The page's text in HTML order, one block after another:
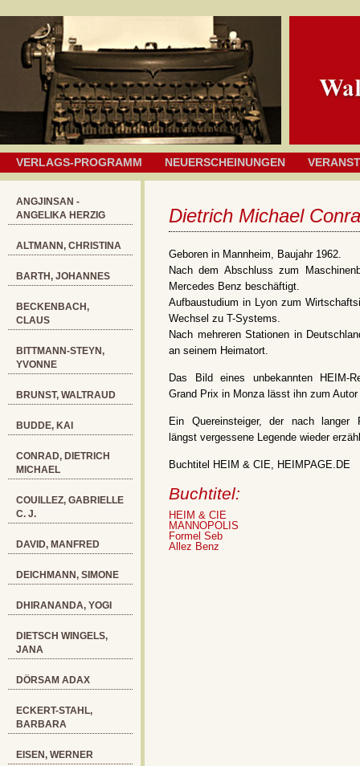
VERLAGS-PROGRAMM NEUERSCHEINUNGEN
ANGJINSAN -
ANGELIKA HERZIG
ALTMANN, CHRISTINA
BARTH, JOHANNES
BECKENBACH,
CLAUS
BITTMANN-STEYN,
YVONNE
BRUNST, WALTRAUD
BUDDE, KAI
CONRAD, DIETRICH
MICHAEL
COUILLEZ, GABRIELLE
C. J.
DAVID, MANFRED
DEICHMANN, SIMONE
DHIRANANDA, YOGI
DIETSCH WINGELS,
JANA
DÖRSAM ADAX
ECKERT-STAHL,
BARBARA
EISEN, WERNER
Dietrich Michael
Geboren in Mannheim, Baujahr 1962.
Nach dem Abschluss zum
Mercedes Benz beschäftigt.
Aufbaustudium in Lyon zum
Wechsel zu T-Systems.
Nach mehreren Stationen in
an seinem Heimatort.
Das Bild eines unbekannten HEIM-
Grand Prix in Monza lässt ihn zum Autor
Ein Quereinsteiger, der nach langer
längst vergessene Legende wieder
Buchtitel HEIM & CIE, HEIMPAGE.DE
Buchtitel:
HEIM & CIE
MANNOPOLIS
Formel Seb
Allez Benz